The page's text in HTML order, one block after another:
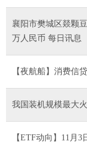
襄阳市樊城区燚颗
万人民币 每日讯息
【夜航船】消费信
我国装机规模最大
【ETF动向】11月